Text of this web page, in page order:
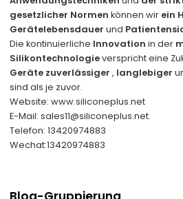
gesetzlicher Normen können wir ein
Gerätelebensdauer und
Die kontinuierliche Innovation in der
Silikontechnologieverspricht eine
Geräte zuverlässiger , langlebiger
sind als je zuvor.
Website:www.siliconeplus.net
E-Mail: sales11@siliconeplus.net.
Telefon: 13420974883
Wechat:13420974883